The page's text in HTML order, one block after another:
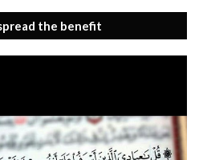
the benefit